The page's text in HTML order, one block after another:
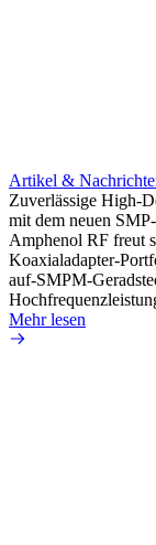
Artikel &
Zuverlässige High-
mit dem neuen
Amphenol RF freut
Koaxialadapter-
auf-SMPM-
Mehr lesen